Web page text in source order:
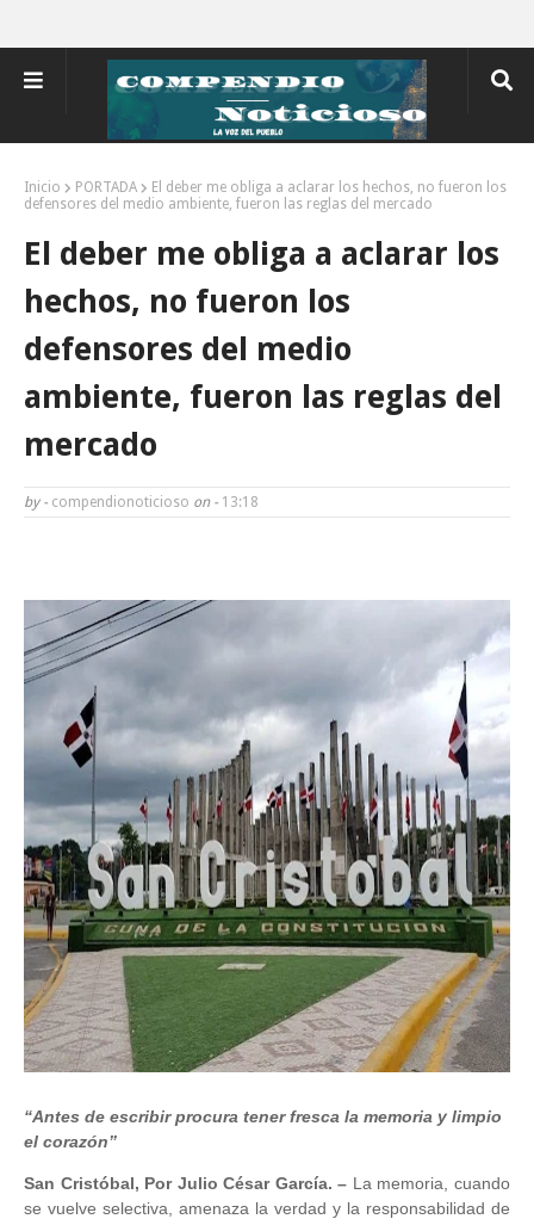
Inicio PORTADA
El deber me obliga a aclarar los hechos, no fueron los
defensores del medio ambiente, fueron las reglas del mercado
El deber me obliga a aclarar los
hechos, no fueron los
defensores del medio
ambiente, fueron las reglas del
mercado
by - compendionoticioso on - 13:18
“Antes de escribir procura tener fresca la memoria y limpio
el corazón”
San Cristóbal, Por Julio César García. – La memoria, cuando
se vuelve selectiva, amenaza la verdad y la responsabilidad de